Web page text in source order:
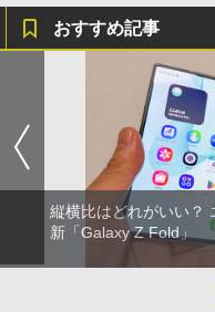
おすすめ記事
縦横比はどれがいい？
新「Galaxy Z Fold」